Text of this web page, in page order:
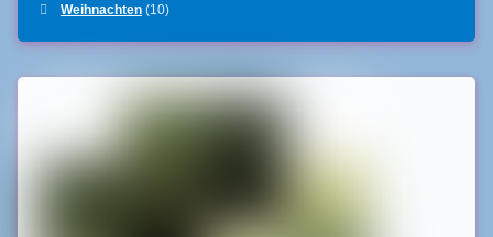
Weihnachten(10)